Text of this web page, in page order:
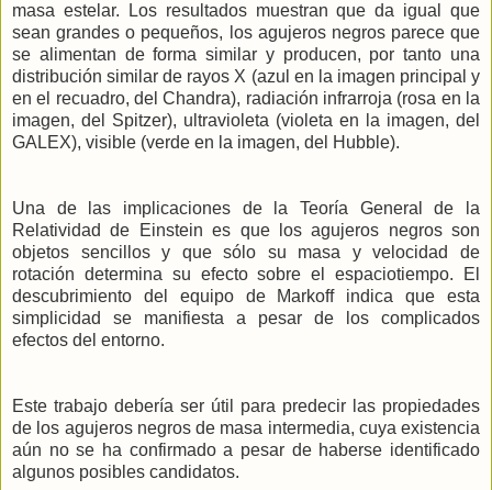
masa estelar. Los resultados muestran que da igual que
sean grandes o pequeños, los agujeros negros parece que
se alimentan de forma similar y producen, por tanto una
distribución similar de rayos X (azul en la imagen principal y
en el recuadro, del Chandra), radiación infrarroja (rosa en la
imagen, del Spitzer), ultravioleta (violeta en la imagen, del
GALEX), visible (verde en la imagen, del Hubble).
Una de las implicaciones de la Teoría General de la
Relatividad de Einstein es que los agujeros negros son
objetos sencillos y que sólo su masa y velocidad de
rotación determina su efecto sobre el espaciotiempo. El
descubrimiento del equipo de Markoff indica que esta
simplicidad se manifiesta a pesar de los complicados
efectos del entorno.
Este trabajo debería ser útil para predecir las propiedades
de los agujeros negros de masa intermedia, cuya existencia
aún no se ha confirmado a pesar de haberse identificado
algunos posibles candidatos.